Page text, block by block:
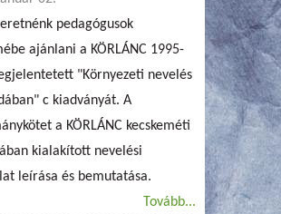
pedagógusok
ajánlani a KÖRLÁNC 1995-
"Környezeti nevelés
c kiadványát. A
a KÖRLÁNC kecskeméti
kialakított nevelési
leírása és bemutatása.
Tovább...